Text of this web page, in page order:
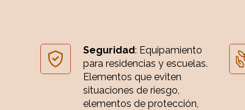
Seguridad: Equipamiento
para residencias y escuelas.
Elementos que eviten
situaciones de riesgo,
elementos de protección,